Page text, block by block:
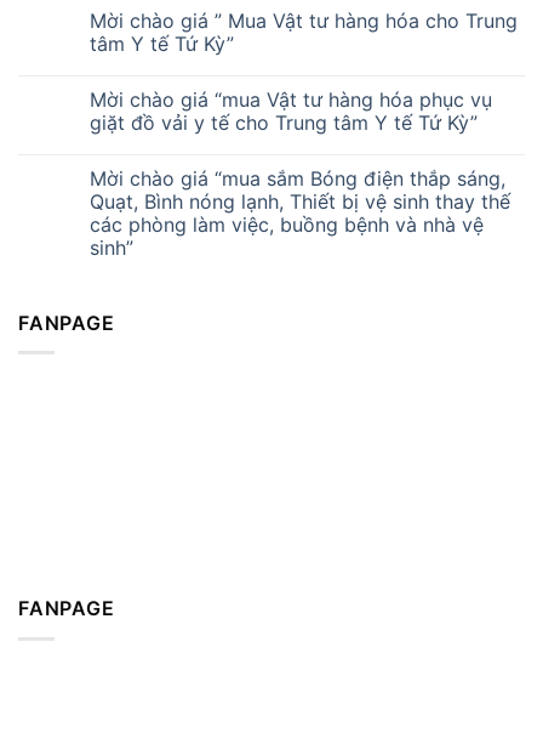
Mời chào giá ” Mua Vật tư hàng hóa cho Trung
tâm Y tế Tứ Kỳ”
Mời chào giá “mua Vật tư hàng hóa phục vụ
giặt đồ vải y tế cho Trung tâm Y tế Tứ Kỳ”
Mời chào giá “mua sắm Bóng điện thắp sáng,
Quạt, Bình nóng lạnh, Thiết bị vệ sinh thay thế
các phòng làm việc, buồng bệnh và nhà vệ
sinh”
FANPAGE
FANPAGE